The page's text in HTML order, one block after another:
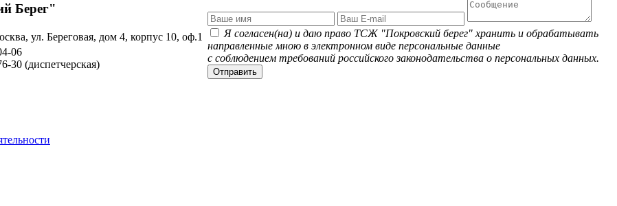
Берег"
ул. Береговая, дом 4, корпус 10, оф.1
06
30 (диспетчерская)
Я согласен(на) и даю право ТСЖ "Покровский берег" хранить и обрабатывать
направленные мною в электронном виде персональные данные
с соблюдением требований российского законодательства о персональных данных.
Отправить